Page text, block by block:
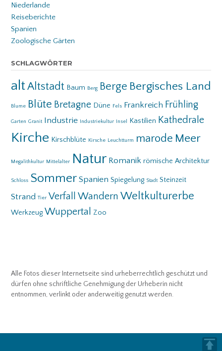
Niederlande
Reiseberichte
Spanien
Zoologische Gärten
SCHLAGWÖRTER
altAltstadt Baum Berg Berge Bergisches Land
Blume Blüte Bretagne Düne Fels Frankreich Frühling
Garten Granit Industrie Industriekultur Insel Kastilien Kathedrale
Kirche Kirschblüte Kirsche Leuchtturm marode Meer
Megalithkultur Mittelalter Natur Romanik römische Architektur
Schloss Sommer Spanien Spiegelung Stadt Steinzeit
Strand Tier Verfall Wandern Weltkulturerbe
Werkzeug Wuppertal Zoo
Alle Fotos dieser Internetseite sind urheberrechtlich geschützt und
dürfen ohne schriftliche Genehmigung der Urheberin nicht
entnommen, verlinkt oder anderweitig genutzt werden.